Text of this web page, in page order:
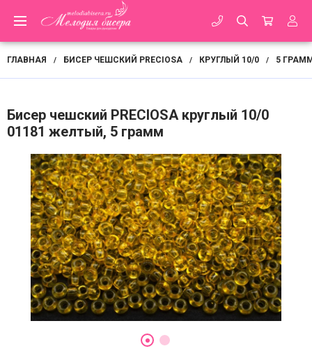
ГЛАВНАЯ / БИСЕР ЧЕШСКИЙ PRECIOSA / КРУГЛЫЙ 10/0 / 5
Бисер чешский PRECIOSA круглый 10/0
01181 желтый, 5 грамм